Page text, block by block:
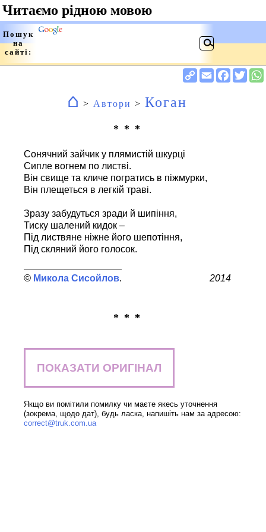
⌂ > Автори > Коган
* * *
Сонячний зайчик у плямистій шкурці
Сипле вогнем по листві.
Він свище та кличе погратись в піжмурки,
Він плещеться в легкій траві.
Зразу забудуться зради й шипіння,
Тиску шалений кидок –
Під листвяне ніжне його шепотіння,
Під скляний його голосок.
Микола Сисойлов 2014
* * *
ПОКАЗАТИ ОРИГІНАЛ
Якщо ви помітили помилку чи маєте якесь уточнення
(зокрема, щодо дат), будь ласка, напишіть нам за адресою:
correct@truk.com.ua